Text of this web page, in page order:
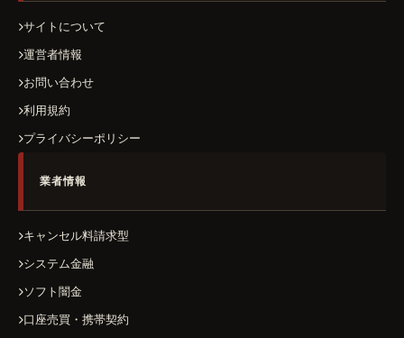
サイトについて
運営者情報
お問い合わせ
利用規約
プライバシーポリシー
業者情報
キャンセル料請求型
システム金融
ソフト闇金
口座売買・携帯契約